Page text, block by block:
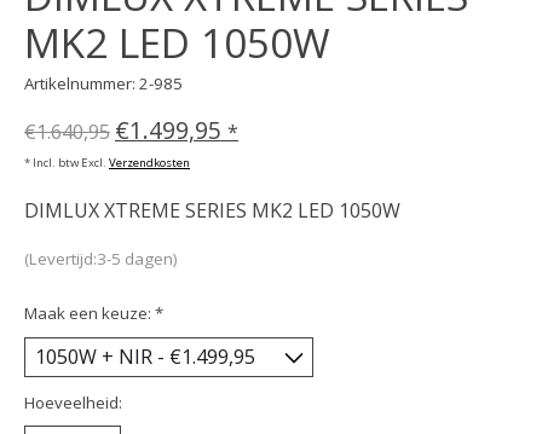
MK2 LED 1050W
Artikelnummer: 2-985
€1.640,95 €1.499,95 *
* Incl. btw Excl. Verzendkosten
DIMLUX XTREME SERIES MK2 LED 1050W
(Levertijd:3-5 dagen)
Maak een keuze: *
Hoeveelheid: